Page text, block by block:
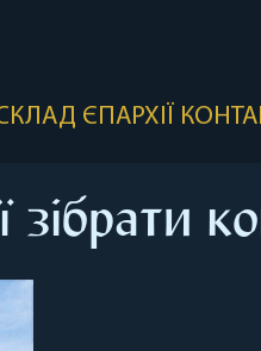
ЄПАРХІЇ
зібрати